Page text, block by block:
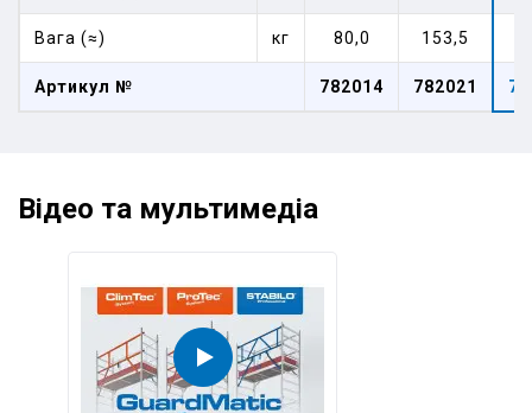
Артикул № 782014 782021
Вага (≈) кг 80,0 153,5
Відео та мультимедіа